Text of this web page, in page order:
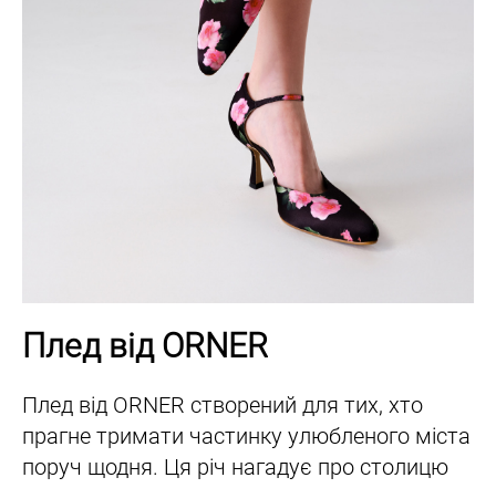
Плед від ORNER
Плед від ORNER створений для тих, хто
прагне тримати частинку улюбленого міста
поруч щодня. Ця річ нагадує про столицю